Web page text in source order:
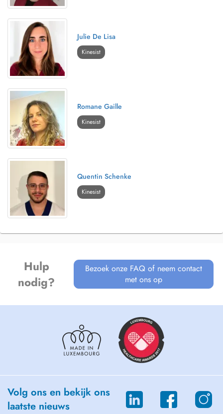
Julie De Lisa
Kinesist
Romane Gaille
Kinesist
Quentin Schenke
Kinesist
Hulp
nodig?
Bezoek onze FAQ of neem contact
met ons op
Volg ons en bekijk ons
laatste nieuws